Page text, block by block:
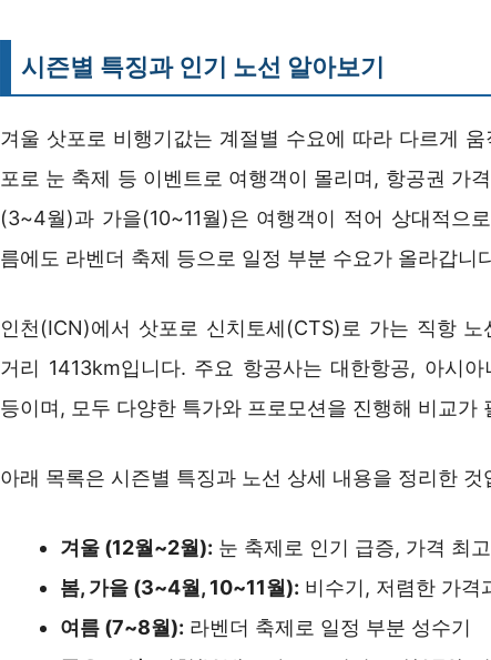
시즌별 특징과 인기 노선 알아보기
겨울 삿포로 비행기값는 계절별 수요에 따라 다르게
포로 눈 축제 등 이벤트로 여행객이 몰리며, 항공권 가
(3~4월)과 가을(10~11월)은 여행객이 적어 상대적으
름에도 라벤더 축제 등으로 일정 부분 수요가 올라갑니
인천(ICN)에서 삿포로 신치토세(CTS)로 가는 직항
거리 1413km입니다. 주요 항공사는 대한항공, 아시
등이며, 모두 다양한 특가와 프로모션을 진행해 비교가
아래 목록은 시즌별 특징과 노선 상세 내용을 정리한 것
겨울 (12월~2월): 눈 축제로 인기 급증, 가격 최
봄, 가을 (3~4월, 10~11월): 비수기, 저렴한 가격
여름 (7~8월): 라벤더 축제로 일정 부분 성수기